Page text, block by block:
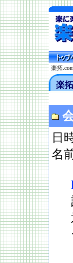
楽拓
楽
日
名